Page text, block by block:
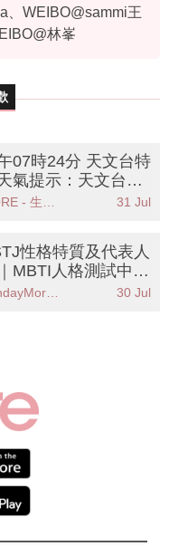
、WEIBO@sammi王
林峯
07時24分 天文台特
氣提示：天文台發
陣風警告市民應盡
31 Jul
性格特質及代表人
MBTI人格測試中被
「管理員」人格30 Jul